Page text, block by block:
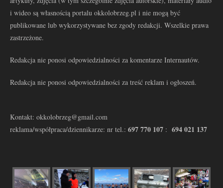
i wideo są własnością portalu okkolobrzeg.pl i nie mogą być
publikowane lub wykorzystywane bez zgody redakcji. Wszelkie prawa
zastrzeżone.
Redakcja nie ponosi odpowiedzialności za komentarze Internautów.
Redakcja nie ponosi odpowiedzialności za treść reklam i ogłoszeń.
Kontakt: okkolobrzeg@gmail.com
reklama/współpraca/dziennikarze: nr tel.: 697 770 107 : 694 021 137